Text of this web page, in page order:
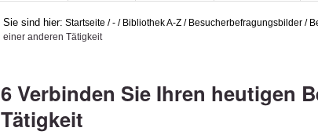
Sie sind hier: Startseite /- / Bibliothek A-Z / Besucherbefragungsbilder /
einer anderen Tätigkeit
6 Verbinden Sie Ihren heutigen
Tätigkeit